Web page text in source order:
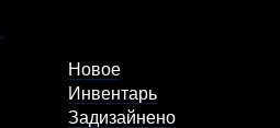
Новое
Инвентарь
Задизайнено